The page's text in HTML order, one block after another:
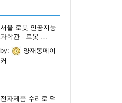
서울 로봇 인공지능
과학관 - 로봇 …
by:
양재동메이
커
전자제품 수리로 먹